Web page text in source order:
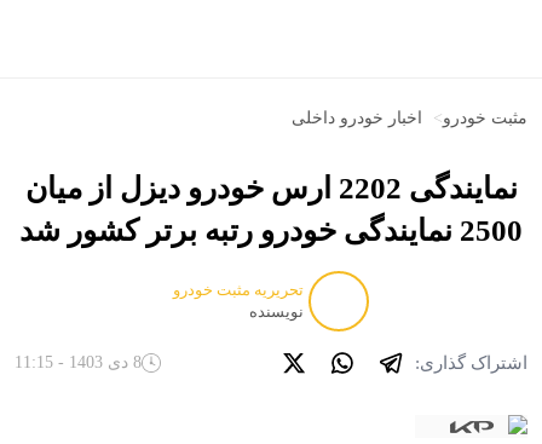
مثبت خودرو> اخبار خودرو داخلی
نمایندگی 2202 ارس خودرو دیزل از میان
2500 نمایندگی خودرو رتبه برتر کشور شد
تحریریه مثبت خودرو
نویسنده
اشتراک گذاری: 8 دی 1403 - 11:15